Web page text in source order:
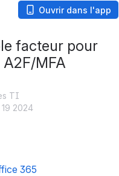
Ouvrir dans l'app
facteur pour
MFA
TI
2024
365